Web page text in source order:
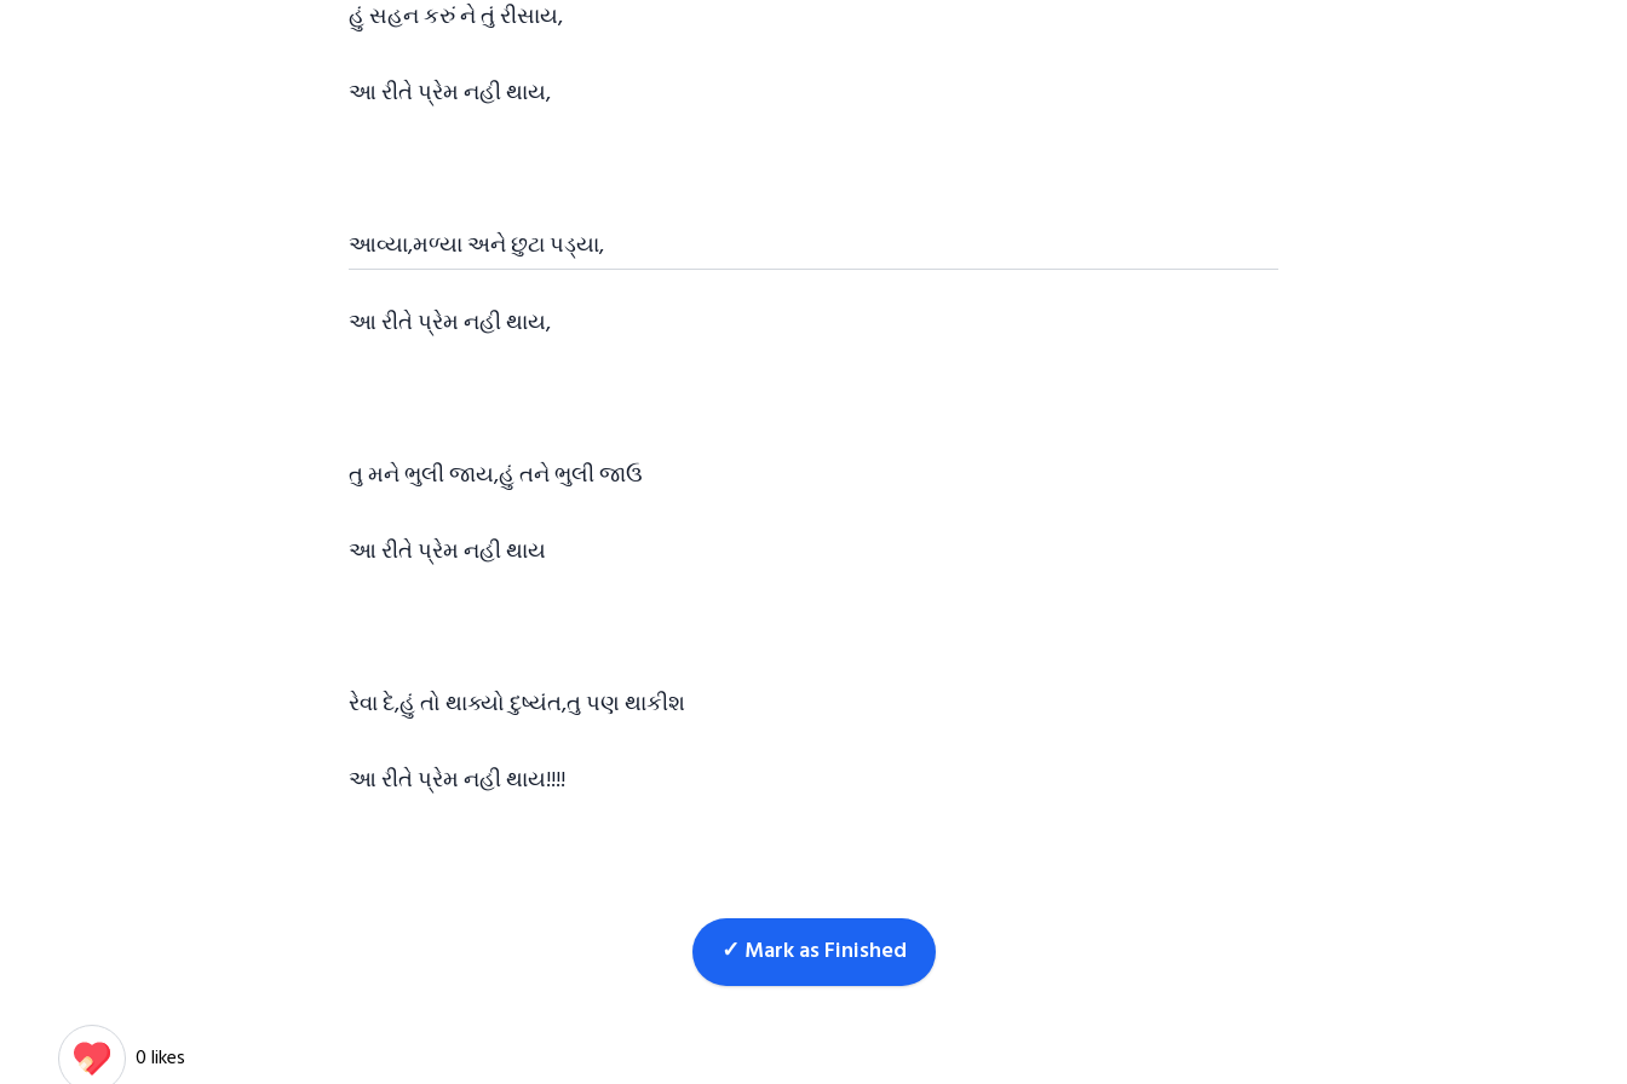
હું સહન કરું ને તું રીસાય,
આ રીતે પ્રેમ નહી થાય,
આવ્યા,મળ્યા અને છુટા પડ્યા,
આ રીતે પ્રેમ નહી થાય,
તુ મને ભુલી જાય,હું તને ભુલી જાઉ
આ રીતે પ્રેમ નહી થાય
રેવા દે,હું તો થાક્યો દુષ્યંત,તુ પણ થાકીશ
આ રીતે પ્રેમ નહી થાય!!!!
✓ Mark as Finished
0 likes